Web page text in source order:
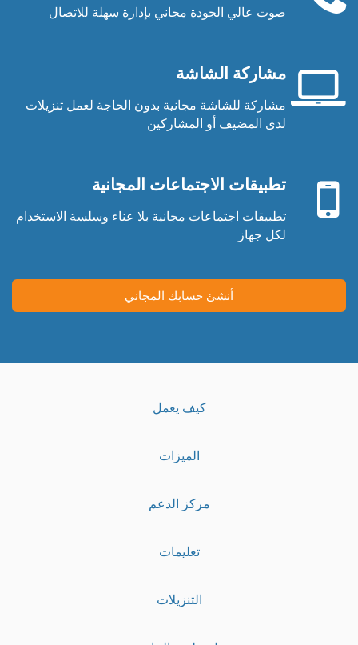
صوت عالي الجودة مجاني بإدارة سهلة للاتصال
مشاركة الشاشة
مشاركة للشاشة مجانية بدون الحاجة لعمل تنزيلات
لدى المضيف أو المشاركين
تطبيقات الاجتماعات المجانية
تطبيقات اجتماعات مجانية بلا عناء وسلسة الاستخدام
لكل جهاز
أنشئ حسابك المجاني
كيف يعمل
الميزات
مركز الدعم
تعليمات
التنزيلات